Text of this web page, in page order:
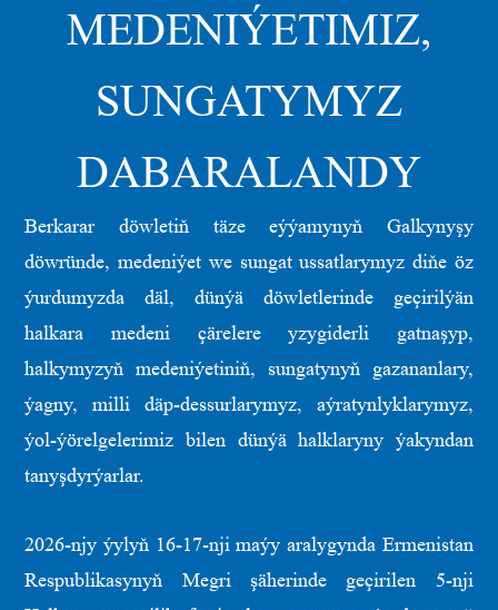
MEDENIÝETIMIZ,
SUNGATYMYZ
DABARALANDY
Berkarar döwletiň täze eýýamynyň Galkynyşy
döwründe, medeniýet we sungat ussatlarymyz diňe öz
ýurdumyzda däl, dünýä döwletlerinde geçirilýän
halkara medeni çärelere yzygiderli gatnaşyp,
halkymyzyň medeniýetiniň, sungatynyň gazananlary,
ýagny, milli däp-dessurlarymyz, aýratynlyklarymyz,
ýol-ýörelgelerimiz bilen dünýä halklaryny ýakyndan
tanyşdyrýarlar.
2026-njy ýylyň 16-17-nji maýy aralygynda Ermenistan
Respublikasynyň Megri şäherinde geçirilen 5-nji